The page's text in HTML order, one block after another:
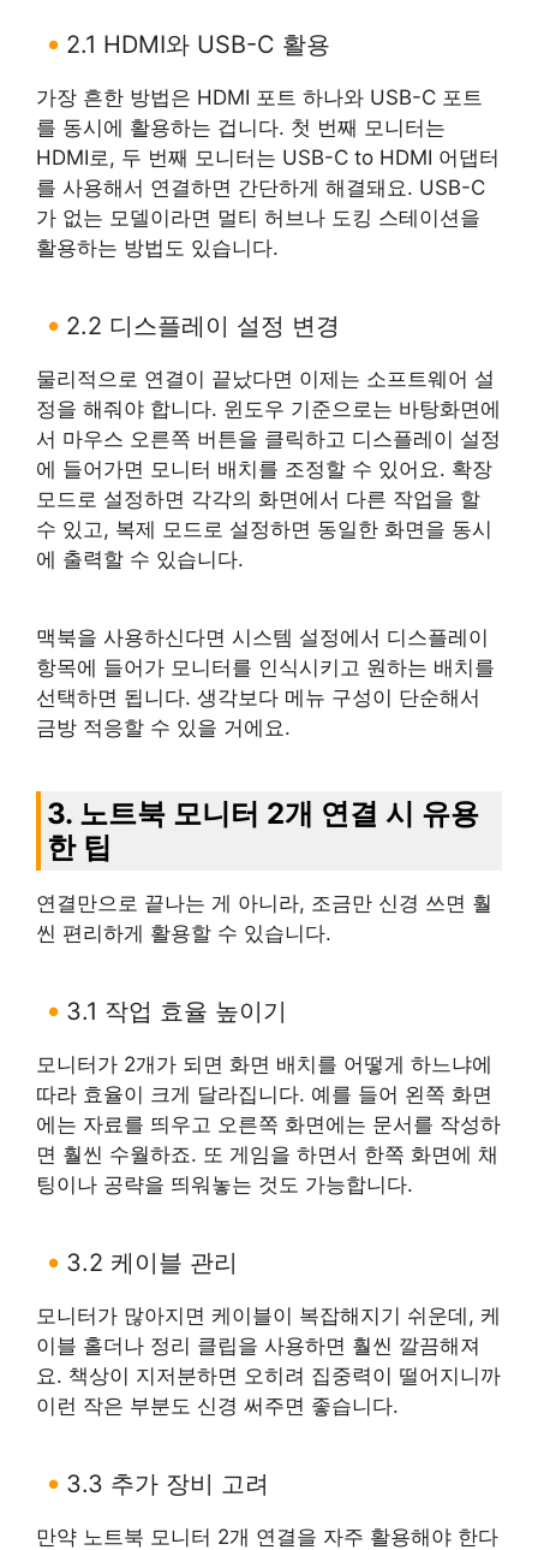
2.1 HDMI와 USB-C 활용
가장 흔한 방법은 HDMI 포트 하나와 USB-C 포트
를 동시에 활용하는 겁니다. 첫 번째 모니터는
HDMI로, 두 번째 모니터는 USB-C to HDMI 어댑터
를 사용해서 연결하면 간단하게 해결돼요. USB-C
가 없는 모델이라면 멀티 허브나 도킹 스테이션을
활용하는 방법도 있습니다.
2.2 디스플레이 설정 변경
물리적으로 연결이 끝났다면 이제는 소프트웨어 설
정을 해줘야 합니다. 윈도우 기준으로는 바탕화면에
서 마우스 오른쪽 버튼을 클릭하고 디스플레이 설정
에 들어가면 모니터 배치를 조정할 수 있어요. 확장
모드로 설정하면 각각의 화면에서 다른 작업을 할
수 있고, 복제 모드로 설정하면 동일한 화면을 동시
에 출력할 수 있습니다.
맥북을 사용하신다면 시스템 설정에서 디스플레이
항목에 들어가 모니터를 인식시키고 원하는 배치를
선택하면 됩니다. 생각보다 메뉴 구성이 단순해서
금방 적응할 수 있을 거에요.
3. 노트북 모니터 2개 연결 시 유용
한 팁
연결만으로 끝나는 게 아니라, 조금만 신경 쓰면 훨
씬 편리하게 활용할 수 있습니다.
3.1 작업 효율 높이기
모니터가 2개가 되면 화면 배치를 어떻게 하느냐에
따라 효율이 크게 달라집니다. 예를 들어 왼쪽 화면
에는 자료를 띄우고 오른쪽 화면에는 문서를 작성하
면 훨씬 수월하죠. 또 게임을 하면서 한쪽 화면에 채
팅이나 공략을 띄워놓는 것도 가능합니다.
3.2 케이블 관리
모니터가 많아지면 케이블이 복잡해지기 쉬운데, 케
이블 홀더나 정리 클립을 사용하면 훨씬 깔끔해져
요. 책상이 지저분하면 오히려 집중력이 떨어지니까
이런 작은 부분도 신경 써주면 좋습니다.
3.3 추가 장비 고려
만약 노트북 모니터 2개 연결을 자주 활용해야 한다